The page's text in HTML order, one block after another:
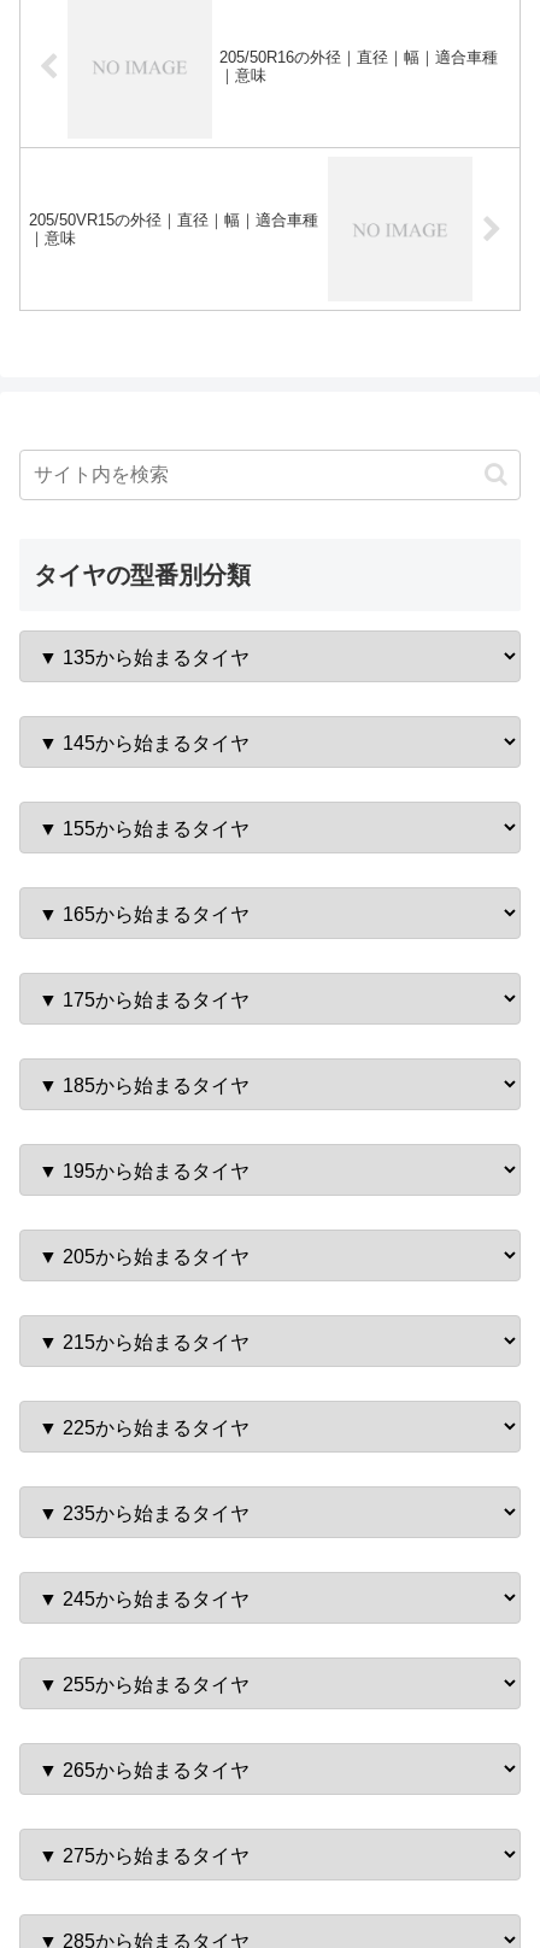
205/50R16の外径｜直径｜幅｜適合車種
｜意味
205/50VR15の外径｜直径｜幅｜適合車種
｜意味
タイヤの型番別分類